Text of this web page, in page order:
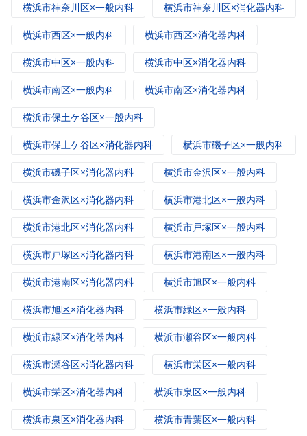
横浜市神奈川区×一般内科 横浜市神奈川区×消化器内科
横浜市西区×一般内科 横浜市西区×消化器内科
横浜市中区×一般内科 横浜市中区×消化器内科
横浜市南区×一般内科 横浜市南区×消化器内科
横浜市保土ケ谷区×一般内科
横浜市保土ケ谷区×消化器内科 横浜市磯子区×一般内科
横浜市磯子区×消化器内科 横浜市金沢区×一般内科
横浜市金沢区×消化器内科 横浜市港北区×一般内科
横浜市港北区×消化器内科 横浜市戸塚区×一般内科
横浜市戸塚区×消化器内科 横浜市港南区×一般内科
横浜市港南区×消化器内科 横浜市旭区×一般内科
横浜市旭区×消化器内科 横浜市緑区×一般内科
横浜市緑区×消化器内科 横浜市瀬谷区×一般内科
横浜市瀬谷区×消化器内科 横浜市栄区×一般内科
横浜市栄区×消化器内科 横浜市泉区×一般内科
横浜市泉区×消化器内科 横浜市青葉区×一般内科